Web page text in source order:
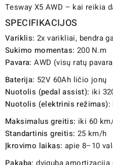
Tesway X5 AWD – kai reikia
SPECIFIKACIJOS
Variklis: 2x varikliai, bendra
Sukimo momentas: 200 N.m
Pavara: AWD (visų ratų
Baterija: 52V 60Ah ličio jonų
Nuotolis (pedal assist): iki
Nuotolis (elektrinis režimas):
Maksimalus greitis: iki 60
Standartinis greitis: 25 km/h
Įkrovimo laikas: apie 8–10